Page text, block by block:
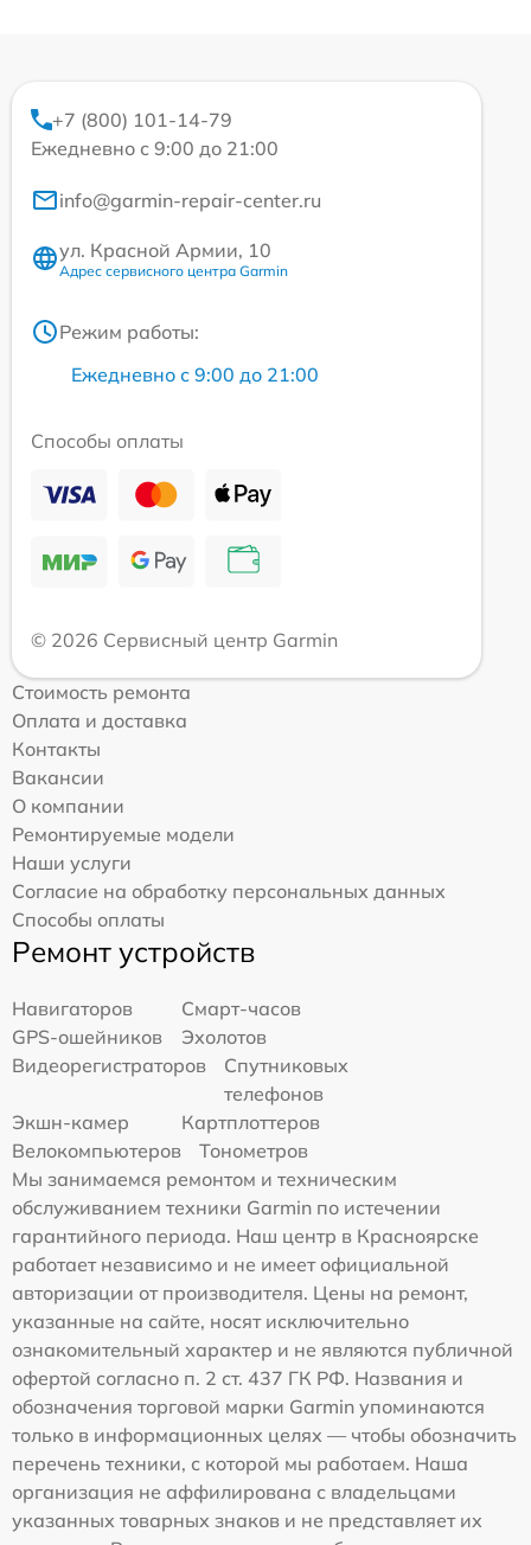
+7 (800) 101-14-79
Ежедневно с 9:00 до 21:00
info@garmin-repair-center.ru
ул. Красной Армии, 10
Адрес сервисного центра Garmin
Режим работы:
Ежедневно с 9:00 до 21:00
Способы оплаты
© 2026 Сервисный центр Garmin
Стоимость ремонта
Оплата и доставка
Контакты
Вакансии
О компании
Ремонтируемые модели
Наши услуги
Согласие на обработку персональных данных
Способы оплаты
Ремонт устройств
Навигаторов
Смарт-часов
GPS-ошейников
Эхолотов
Видеорегистраторов
Спутниковых
телефонов
Экшн-камер
Картплоттеров
Велокомпьютеров
Тонометров
Мы занимаемся ремонтом и техническим
обслуживанием техники Garmin по истечении
гарантийного периода. Наш центр в Красноярске
работает независимо и не имеет официальной
авторизации от производителя. Цены на ремонт,
указанные на сайте, носят исключительно
ознакомительный характер и не являются публичной
офертой согласно п. 2 ст. 437 ГК РФ. Названия и
обозначения торговой марки Garmin упоминаются
только в информационных целях — чтобы обозначить
перечень техники, с которой мы работаем. Наша
организация не аффилирована с владельцами
указанных товарных знаков и не представляет их